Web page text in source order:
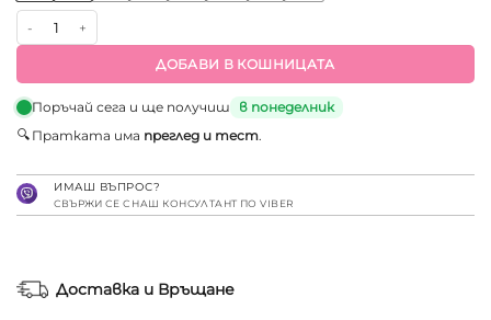
количество за Летни ортопедични чехли със стелка от
ДОБАВИ В КОШНИЦАТА
Поръчай сега и ще получиш
в понеделник
🔍 Пратката има преглед и тест.
ИМАШ ВЪПРОС?
СВЪРЖИ СЕ С НАШ КОНСУЛТАНТ ПО VIBER
Доставка и Връщане